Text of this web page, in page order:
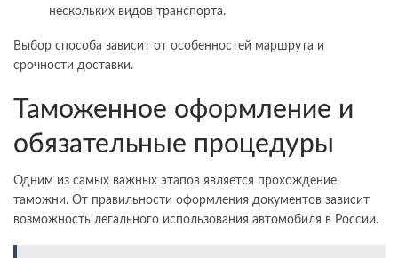
нескольких видов транспорта.
Выбор способа зависит от особенностей маршрута и
срочности доставки.
Таможенное оформление и
обязательные процедуры
Одним из самых важных этапов является прохождение
таможни. От правильности оформления документов зависит
возможность легального использования автомобиля в России.